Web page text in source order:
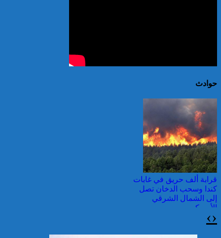
حوادث
قرابة ألف حريق في غابات
كندا وسحب الدخان تصل
إلى الشمال الشرقي
الأمريكي
‹
›